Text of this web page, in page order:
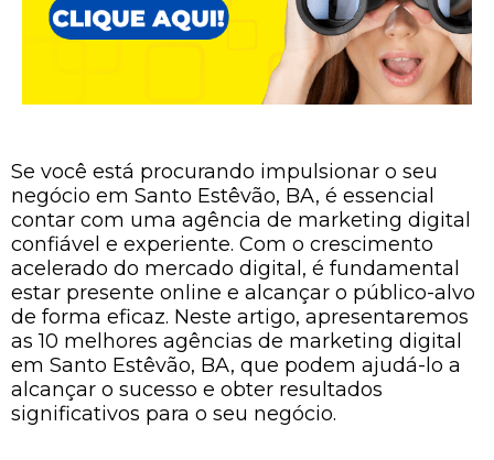
Se você está procurando impulsionar o seu
negócio em Santo Estêvão, BA, é essencial
contar com uma agência de marketing digital
confiável e experiente. Com o crescimento
acelerado do mercado digital, é fundamental
estar presente online e alcançar o público-alvo
de forma eficaz. Neste artigo, apresentaremos
as 10 melhores agências de marketing digital
em Santo Estêvão, BA, que podem ajudá-lo a
alcançar o sucesso e obter resultados
significativos para o seu negócio.